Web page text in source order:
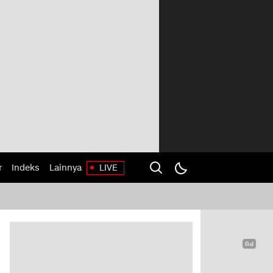
Indeks Lainnya LIVE